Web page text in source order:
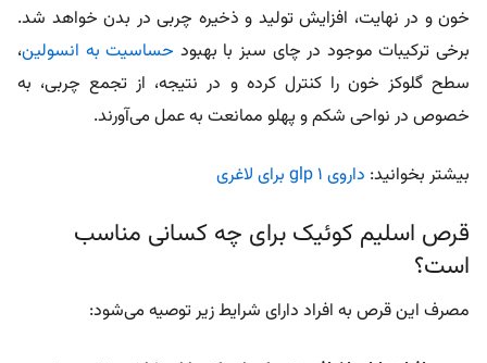
خون و در نهایت، افزایش تولید و ذخیره چربی در بدن خواهد شد.
برخی ترکیبات موجود در چای سبز با بهبود حساسیت به انسولین،
سطح گلوکز خون را کنترل کرده و در نتیجه، از تجمع چربی، به
خصوص در نواحی شکم و پهلو ممانعت به عمل می‌آورند.
بیشتر بخوانید: داروی glp 1 برای لاغری
قرص اسلیم کوئیک برای چه کسانی مناسب
است؟
مصرف این قرص به افراد دارای شرایط زیر توصیه می‌شود: